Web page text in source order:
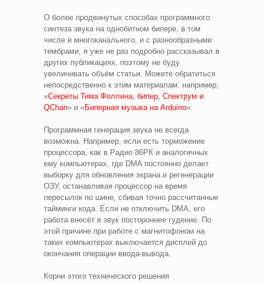
О более продвинутых способах программного
синтеза звука на однобитном бипере, в том
числе и многоканального, и с разнообразными
тембрами, я уже не раз подробно рассказывал в
других публикациях, поэтому не буду
увеличивать объём статьи. Можете обратиться
непосредственно к этим материалам: например,
«Секреты Тима Фоллина, бипер, Спектрум и
QChan» и «Биперная музыка на Arduino».
Программная генерация звука не всегда
возможна. Например, если есть торможение
процессора, как в Радио 86РК и аналогичных
ему компьютерах, где DMA постоянно делает
выборку для обновления экрана и регенерации
ОЗУ, останавливая процессор на время
пересылок по шине, сбивая точно рассчитанные
тайминги кода. Если не отключить DMA, его
работа внесёт в звук постороннее гудение. По
этой причине при работе с магнитофоном на
таких компьютерах выключается дисплей до
окончания операции ввода-вывода.
Корни этого технического решения